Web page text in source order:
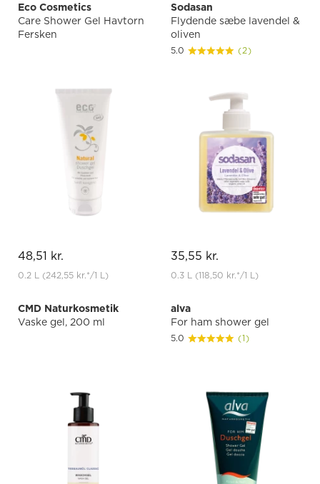
Eco Cosmetics
Care Shower Gel Havtorn
Fersken
48,51 kr.
0.2 L (242,55 kr.*/1 L)
Sodasan
Flydende sæbe lavendel &
oliven
5.0 (2)
35,55 kr.
0.3 L (118,50 kr.*/1 L)
CMD Naturkosmetik
Vaske gel, 200 ml
alva
For ham shower gel
5.0 (1)